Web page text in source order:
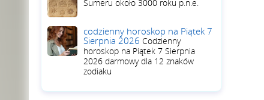
Sumeru około 3000 roku p.n.e.
codzienny horoskop na Piątek 7
Sierpnia 2026 Codzienny
horoskop na Piątek 7 Sierpnia
2026 darmowy dla 12 znaków
zodiaku